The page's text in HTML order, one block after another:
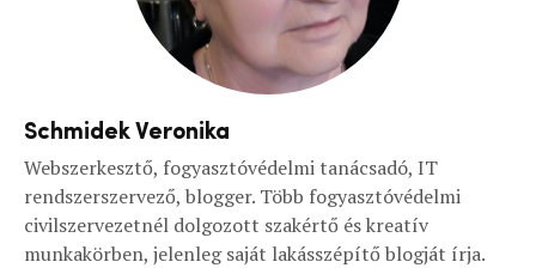
Schmidek Veronika
Webszerkesztő, fogyasztóvédelmi tanácsadó, IT
rendszerszervező, blogger. Több fogyasztóvédelmi
civilszervezetnél dolgozott szakértő és kreatív
munkakörben, jelenleg saját lakásszépítő blogját írja.